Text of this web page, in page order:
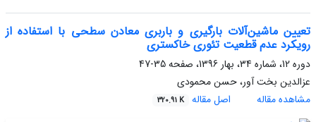
تعیین ماشین‌آلات بارگیری و باربری معادن سطحی با استفاده از
رویکرد عدم قطعیت تئوری خاکستری
دوره 12، شماره 34، بهار 1396، صفحه
35-47
عزالدین بخت آور، حسن محمودی
مشاهده مقاله
اصل مقاله 320.91 K